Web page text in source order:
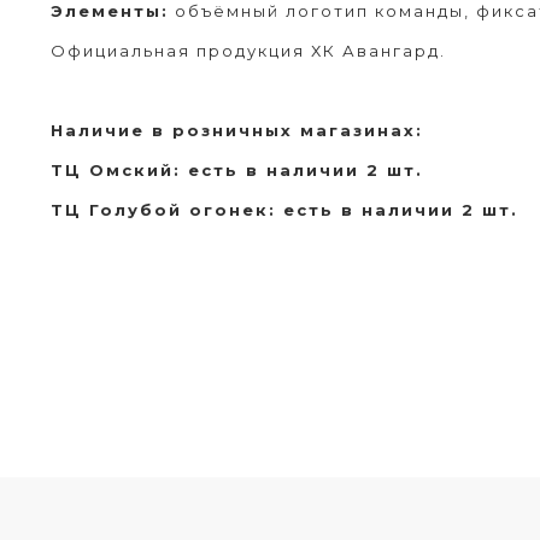
Элементы: объёмный логотип команды,
Официальная продукция ХК Авангард.
Наличие в розничных магазинах:
ТЦ Омский: есть в наличии 2 шт.
ТЦ Голубой огонек: есть в наличии 2 шт.